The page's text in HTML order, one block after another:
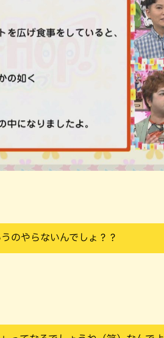
のやらないんでしょ？？